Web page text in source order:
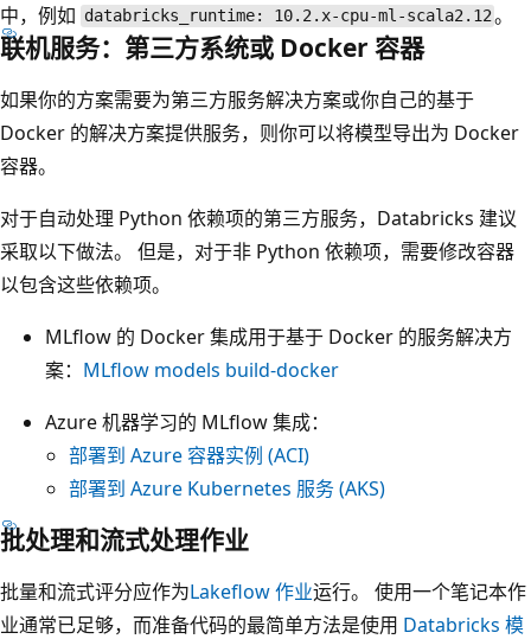
中，例如 databricks_runtime: 10.2.x-cpu-ml-scala2.12。
联机服务：第三方系统或 Docker 容器
如果你的方案需要为第三方服务解决方案或你自己的基于
Docker 的解决方案提供服务，则你可以将模型导出为 Docker
容器。
对于自动处理 Python 依赖项的第三方服务，Databricks 建议
采取以下做法。 但是，对于非 Python 依赖项，需要修改容器
以包含这些依赖项。
MLflow 的 Docker 集成用于基于 Docker 的服务解决方
案： MLflow models build-docker
Azure 机器学习的 MLflow 集成：
部署到 Azure 容器实例 (ACI)
部署到 Azure Kubernetes 服务 (AKS)
批处理和流式处理作业
批量和流式评分应作为Lakeflow 作业运行。 使用一个笔记本作
业通常已足够，而准备代码的最简单方法是使用 Databricks 模